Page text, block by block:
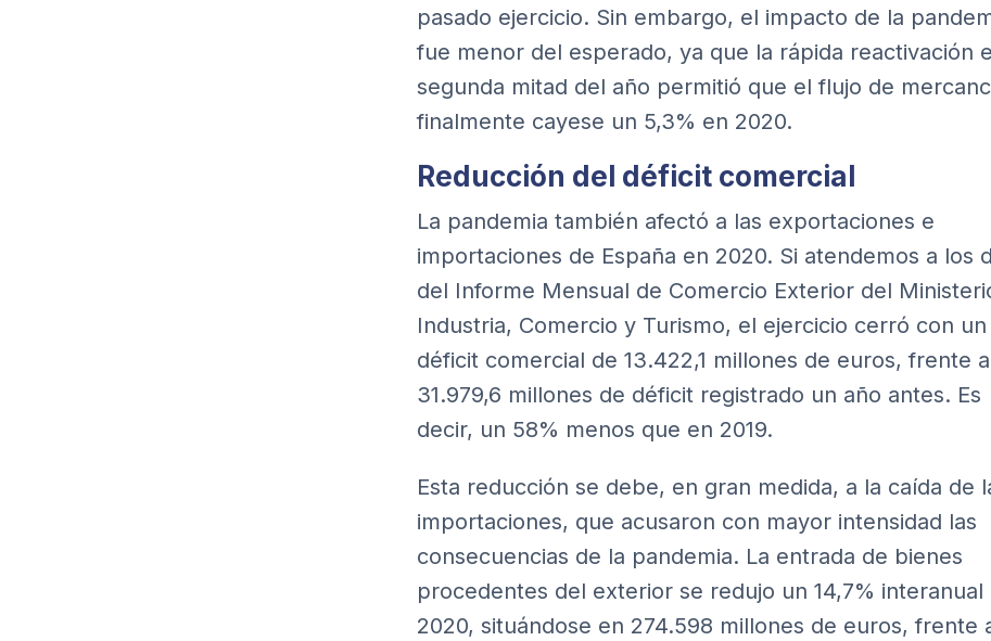
pasado ejercicio. Sin embargo, el impacto de la
fue menor del esperado, ya que la rápida reactivación
segunda mitad del año permitió que el flujo de
finalmente cayese un 5,3% en 2020.
Reducción del déficit comercial
La pandemia también afectó a las exportaciones e
importaciones de España en 2020. Si atendemos a los
del Informe Mensual de Comercio Exterior del
Industria, Comercio y Turismo, el ejercicio cerró con un
déficit comercial de 13.422,1 millones de euros, frente
31.979,6 millones de déficit registrado un año antes. Es
decir, un 58% menos que en 2019.
Esta reducción se debe, en gran medida, a la caída de
importaciones, que acusaron con mayor intensidad las
consecuencias de la pandemia. La entrada de bienes
procedentes del exterior se redujo un 14,7% interanual
2020, situándose en 274.598 millones de euros, frente